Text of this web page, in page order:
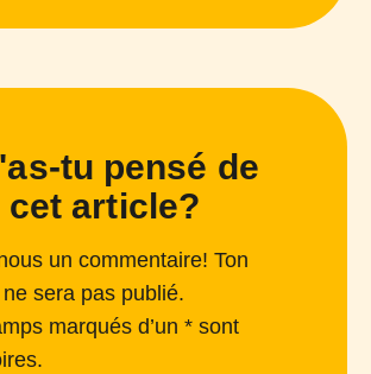
tu pensé de
cet article?
un commentaire! Ton
sera pas publié.
marqués d’un * sont